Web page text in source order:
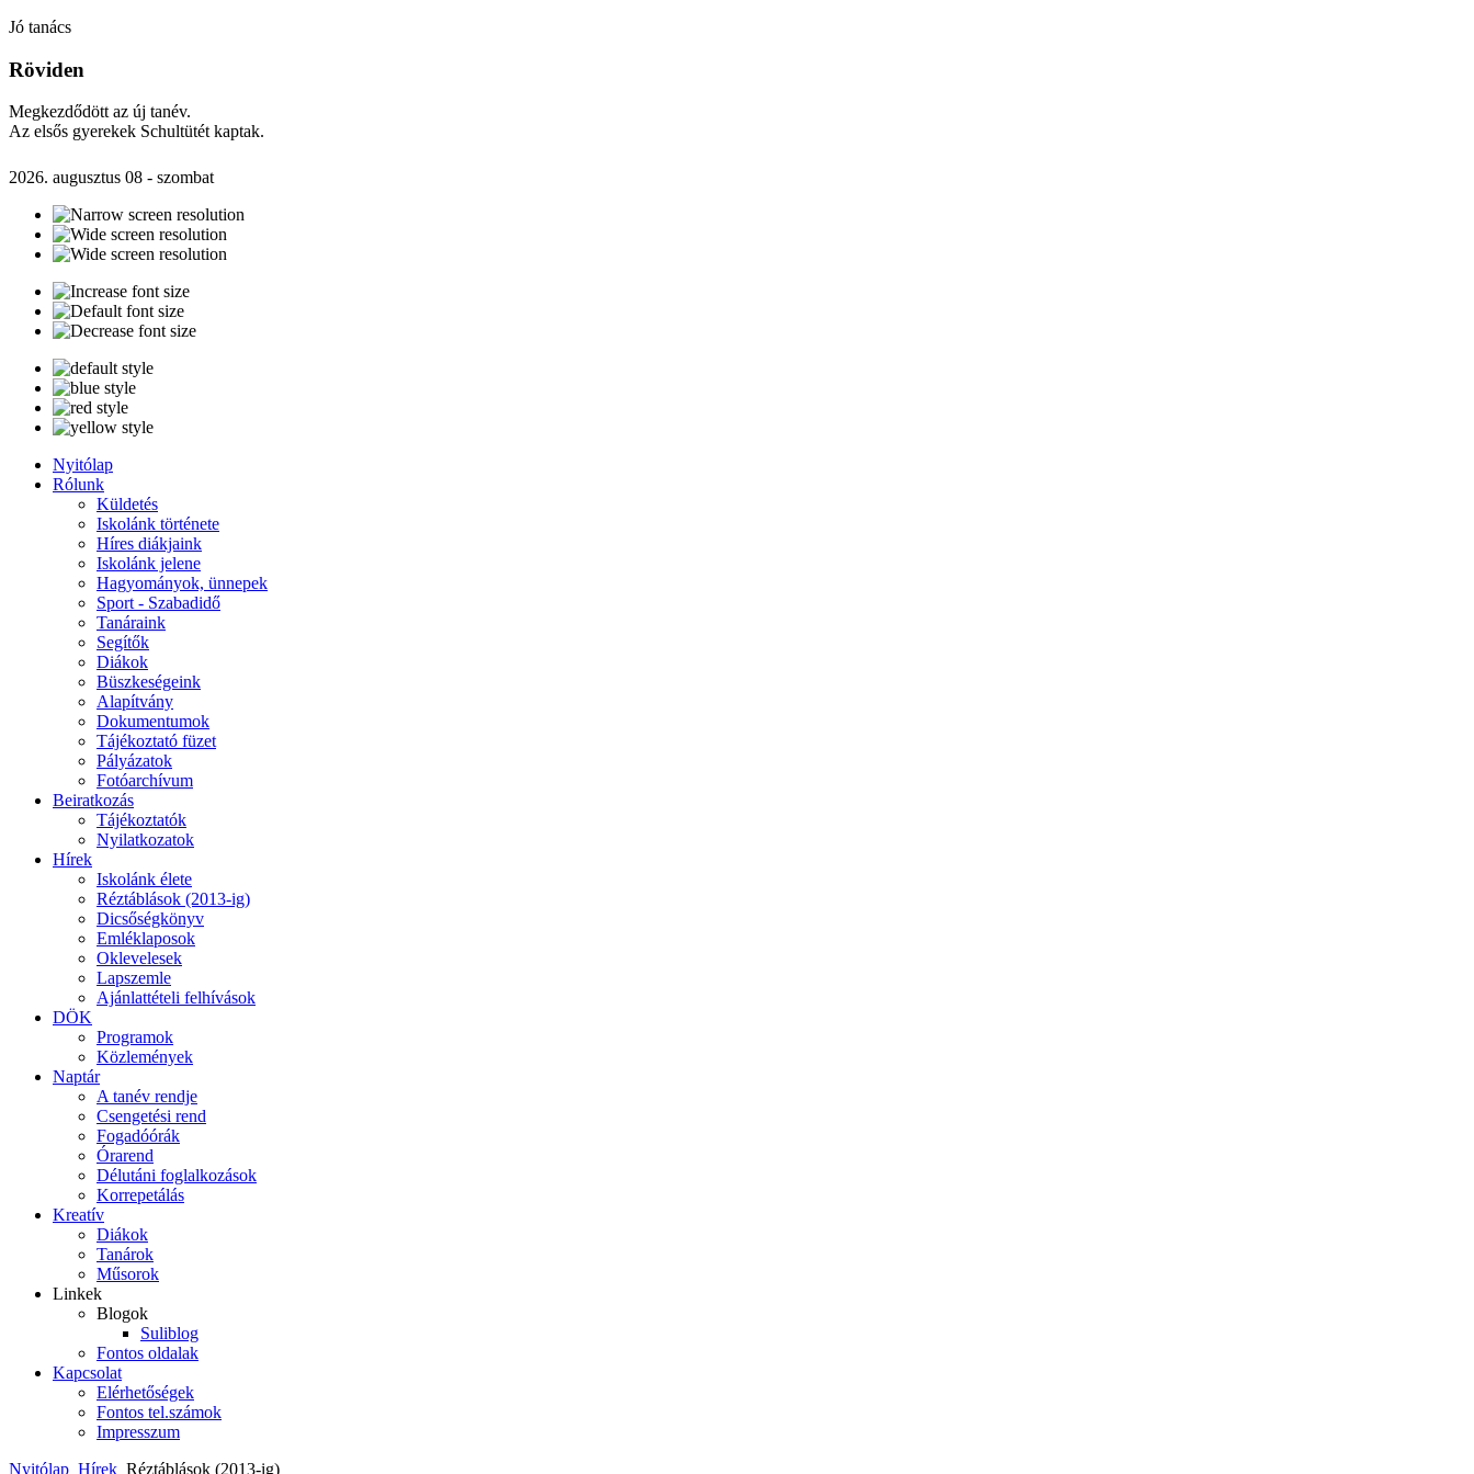
Jó tanács
Röviden
Megkezdődött az új tanév.
Az elsős gyerekek Schultütét kaptak.
2026. augusztus 08 - szombat
Nyitólap
Rólunk
Küldetés
Iskolánk története
Híres diákjaink
Iskolánk jelene
Hagyományok, ünnepek
Sport - Szabadidő
Tanáraink
Segítők
Diákok
Büszkeségeink
Alapítvány
Dokumentumok
Tájékoztató füzet
Pályázatok
Fotóarchívum
Beiratkozás
Tájékoztatók
Nyilatkozatok
Hírek
Iskolánk élete
Réztáblások (2013-ig)
Dicsőségkönyv
Emléklaposok
Oklevelesek
Lapszemle
Ajánlattételi felhívások
DÖK
Programok
Közlemények
Naptár
A tanév rendje
Csengetési rend
Fogadóórák
Órarend
Délutáni foglalkozások
Korrepetálás
Kreatív
Diákok
Tanárok
Műsorok
Linkek
Blogok
Suliblog
Fontos oldalak
Kapcsolat
Elérhetőségek
Fontos tel.számok
Impresszum
Nyitólap Hírek Réztáblások (2013-ig)